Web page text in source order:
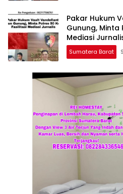
Pakar Hukum
Gunung, Minta
Mediasi
Sumatera Barat